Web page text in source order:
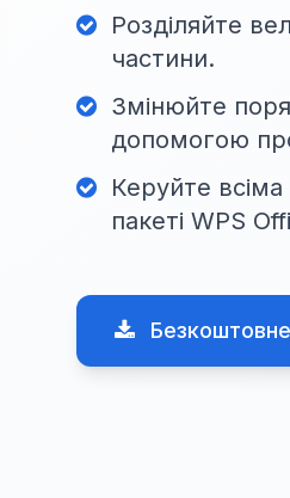
Розділяйте
частини.
Змінюйте
допомогою
Керуйте
пакеті WPS